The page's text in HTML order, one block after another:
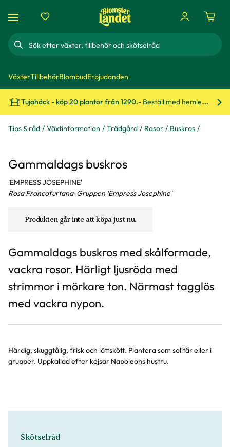
Sök
VäxterTillbehörBlombudErbjudanden
Tujahäck - köp 20 plantor från 1290.- Beställ med hemleverans!
Tips & råd Växtinformation Trädgård Rosor Buskros
Gammaldags buskros
'EMPRESS JOSEPHINE'
Rosa Francofurtana-Gruppen 'Empress Josephine'
Produkten går inte att köpa just nu.
Gammaldags buskros med skålformade,
vackra rosor. Härligt ljusröda med
strimmor i mörkare ton. Närmast tagglös
med vackra nypon.
Härdig, skuggtålig, frisk och lättskött. Plantera som solitär eller i
grupper. Uppkallad efter kejsar Napoleons hustru.
Skötselråd